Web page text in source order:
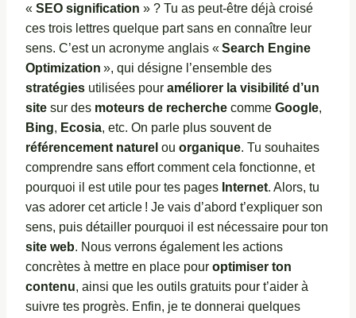
« SEO signification » ? Tu as peut-être déjà croisé
ces trois lettres quelque part sans en connaître leur
sens. C’est un acronyme anglais « Search Engine
Optimization », qui désigne l’ensemble des
stratégies utilisées pour améliorer la visibilité d’un
site sur des moteurs de recherche comme Google,
Bing, Ecosia, etc. On parle plus souvent de
référencement naturel ou organique. Tu souhaites
comprendre sans effort comment cela fonctionne, et
pourquoi il est utile pour tes pages Internet. Alors, tu
vas adorer cet article ! Je vais d’abord t’expliquer son
sens, puis détailler pourquoi il est nécessaire pour ton
site web. Nous verrons également les actions
concrètes à mettre en place pour optimiser ton
contenu, ainsi que les outils gratuits pour t’aider à
suivre tes progrès. Enfin, je te donnerai quelques